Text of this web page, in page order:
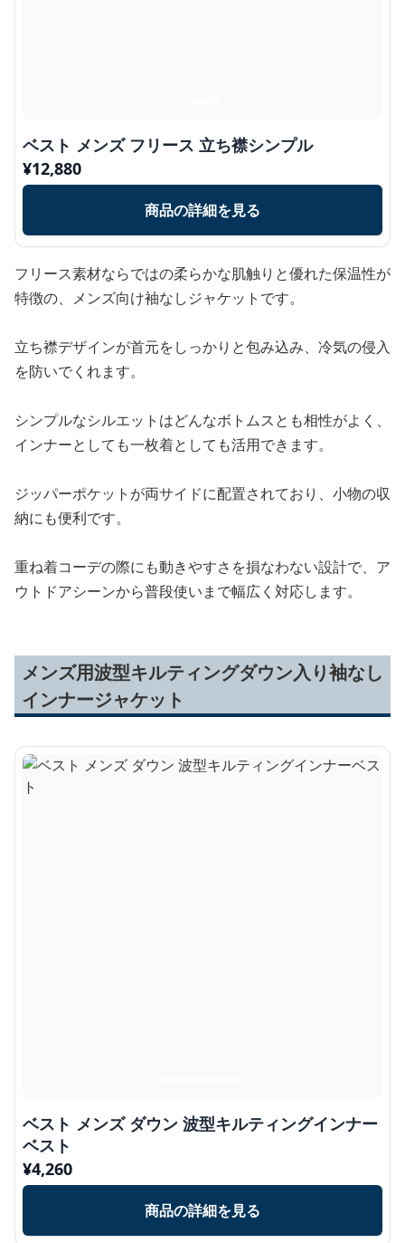
ベスト メンズ フリース 立ち襟シンプル
¥12,880
商品の詳細を見る
フリース素材ならではの柔らかな肌触りと優れた保温性が
特徴の、メンズ向け袖なしジャケットです。
立ち襟デザインが首元をしっかりと包み込み、冷気の侵入
を防いでくれます。
シンプルなシルエットはどんなボトムスとも相性がよく、
インナーとしても一枚着としても活用できます。
ジッパーポケットが両サイドに配置されており、小物の収
納にも便利です。
重ね着コーデの際にも動きやすさを損なわない設計で、ア
ウトドアシーンから普段使いまで幅広く対応します。
メンズ用波型キルティングダウン入り袖なし
インナージャケット
ベスト メンズ ダウン 波型キルティングインナー
ベスト
¥4,260
商品の詳細を見る